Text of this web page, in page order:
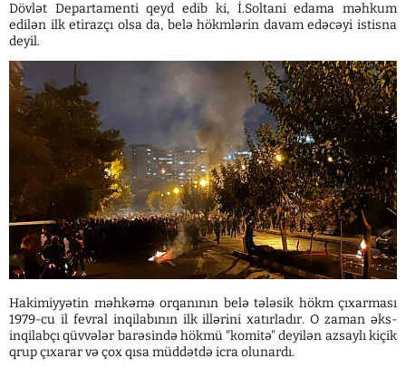
Dövlət Departamenti qeyd edib ki, İ.Soltani edama məhkum
edilən ilk etirazçı olsa da, belə hökmlərin davam edəcəyi istisna
deyil.
Hakimiyyətin məhkəmə orqanının belə tələsik hökm çıxarması
1979-cu il fevral inqilabının ilk illərini xatırladır. O zaman əks-
inqilabçı qüvvələr barəsində hökmü "komitə" deyilən azsaylı kiçik
qrup çıxarar və çox qısa müddətdə icra olunardı.